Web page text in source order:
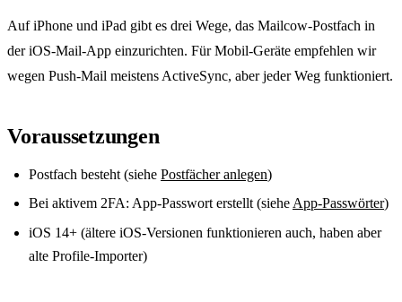
Auf iPhone und iPad gibt es drei Wege, das Mailcow-Postfach in
der iOS-Mail-App einzurichten. Für Mobil-Geräte empfehlen wir
wegen Push-Mail meistens ActiveSync, aber jeder Weg funktioniert.
Voraussetzungen
Postfach besteht (siehe Postfächer anlegen)
Bei aktivem 2FA: App-Passwort erstellt (siehe App-Passwörter)
iOS 14+ (ältere iOS-Versionen funktionieren auch, haben aber
alte Profile-Importer)